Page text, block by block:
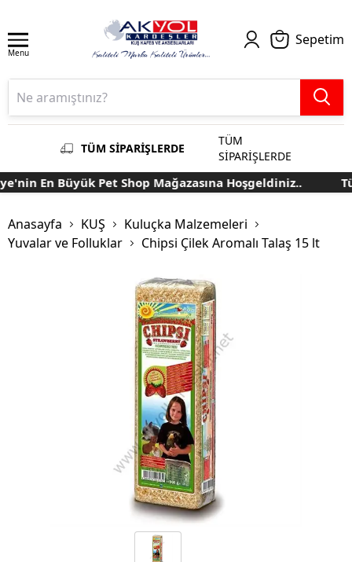
Menu
Sepetim
TÜM SİPARİŞLERDE
TÜM
SİPARİŞLERDE
En Büyük Pet Shop Mağazasına Hoşgeldiniz..
Anasayfa KUŞ
Kuluçka Malzemeleri
Yuvalar ve Folluklar
Chipsi Çilek Aromalı Talaş 15 lt